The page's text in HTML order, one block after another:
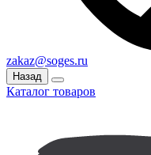
zakaz@soges.ru
Назад
Каталог товаров